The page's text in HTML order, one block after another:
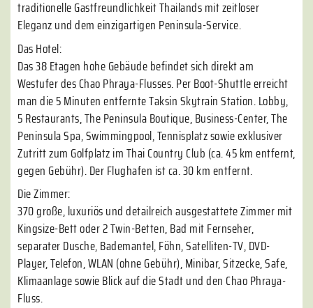
traditionelle Gastfreundlichkeit Thailands mit zeitloser
Eleganz und dem einzigartigen Peninsula-Service.
Das Hotel:
Das 38 Etagen hohe Gebäude befindet sich direkt am
Westufer des Chao Phraya-Flusses. Per Boot-Shuttle erreicht
man die 5 Minuten entfernte Taksin Skytrain Station. Lobby,
5 Restaurants, The Peninsula Boutique, Business-Center, The
Peninsula Spa, Swimmingpool, Tennisplatz sowie exklusiver
Zutritt zum Golfplatz im Thai Country Club (ca. 45 km entfernt,
gegen Gebühr). Der Flughafen ist ca. 30 km entfernt.
Die Zimmer:
370 große, luxuriös und detailreich ausgestattete Zimmer mit
Kingsize-Bett oder 2 Twin-Betten, Bad mit Fernseher,
separater Dusche, Bademantel, Föhn, Satelliten-TV, DVD-
Player, Telefon, WLAN (ohne Gebühr), Minibar, Sitzecke, Safe,
Klimaanlage sowie Blick auf die Stadt und den Chao Phraya-
Fluss.